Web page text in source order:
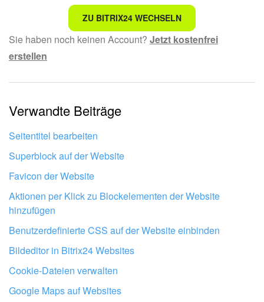
Videokonferenzen
Telefonie
On-Premise Version
KOSTENFREI STARTEN
LOGIN
Nicht das, wonach ich suche.
Kompliziert und unverständlich formuliert.
Mir gefällt nicht, wie das Tool funktioniert.
ZU BITRIX24 WECHSELN
Sie haben noch keinen Account? Jetzt kostenfrei
erstellen
Verwandte Beiträge
Seitentitel bearbeiten
Superblock auf der Website
Favicon der Website
Aktionen per Klick zu Blockelementen der Website
hinzufügen
Benutzerdefinierte CSS auf der Website einbinden
Bildeditor in Bitrix24 Websites
Cookie-Dateien verwalten
Google Maps auf Websites